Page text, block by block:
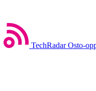
TechRadar Osto-